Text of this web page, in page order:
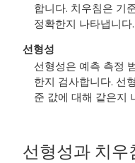
합니다. 치우침은 기
정확한지 나타냅니다.
선형성
선형성은 예측 측정
한지 검사합니다. 선
준 값에 대해 같은지
선형성과 치우